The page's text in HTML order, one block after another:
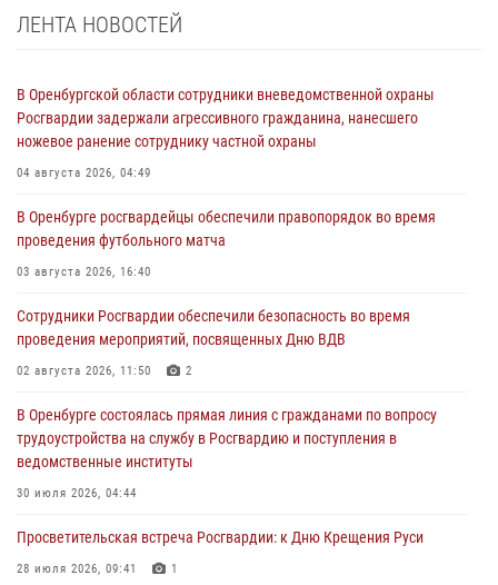
ЛЕНТА НОВОСТЕЙ
В Оренбургской области сотрудники вневедомственной охраны
Росгвардии задержали агрессивного гражданина, нанесшего
ножевое ранение сотруднику частной охраны
04 августа 2026, 04:49
В Оренбурге росгвардейцы обеспечили правопорядок во время
проведения футбольного матча
03 августа 2026, 16:40
Сотрудники Росгвардии обеспечили безопасность во время
проведения мероприятий, посвященных Дню ВДВ
02 августа 2026, 11:50 2
В Оренбурге состоялась прямая линия с гражданами по вопросу
трудоустройства на службу в Росгвардию и поступления в
ведомственные институты
30 июля 2026, 04:44
Просветительская встреча Росгвардии: к Дню Крещения Руси
28 июля 2026, 09:41 1